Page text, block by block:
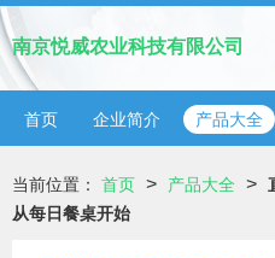
南京悦威农业科技有限公司
首页 企业简介 产品大全
当前位置： 首页 > 产品大全 >
从每日餐桌开始